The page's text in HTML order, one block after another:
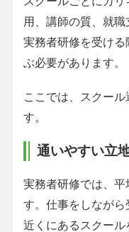
用、講師の質、就職
実務者研修を受け
ぶ必要があります。
ここでは、スクー
す。
通いやすい立
実務者研修では、平
す。仕事をしなが
近くにあるスクー